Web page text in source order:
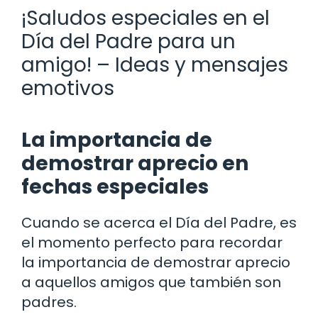
¡Saludos especiales en el
Día del Padre para un
amigo! – Ideas y mensajes
emotivos
La importancia de
demostrar aprecio en
fechas especiales
Cuando se acerca el Día del Padre, es
el momento perfecto para recordar
la importancia de demostrar aprecio
a aquellos amigos que también son
padres.